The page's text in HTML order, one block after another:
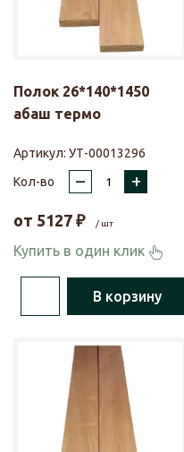
Полок 26*140*1450
абаш термо
Артикул: УТ-00013296
Кол-во
– +
от 5127 ₽ / шт
Купить в один клик
В корзину